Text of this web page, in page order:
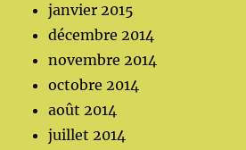
janvier 2015
décembre 2014
novembre 2014
octobre 2014
août 2014
juillet 2014